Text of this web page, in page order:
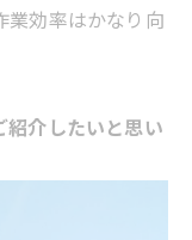
業効率はかなり向
紹介したいと思い